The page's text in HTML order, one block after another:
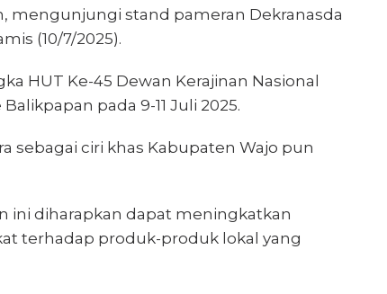
mengunjungi stand pameran Dekranasda
(10/7/2025).
HUT Ke-45 Dewan Kerajinan Nasional
pada 9-11 Juli 2025.
sebagai ciri khas Kabupaten Wajo pun
ini diharapkan dapat meningkatkan
terhadap produk-produk lokal yang